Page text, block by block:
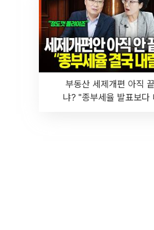
부동산 세제개편 아직
냐? "종부세율 발표보다